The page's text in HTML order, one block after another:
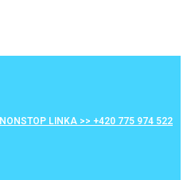
NONSTOP LINKA >> +420 775 974 522